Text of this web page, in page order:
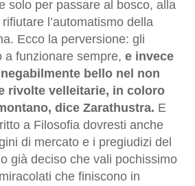
solo per passare al bosco, alla
l’automatismo della
Ecco la perversione: gli
a funzionare sempre, e invece
bello nel non
rivolte velleitarie, in coloro
dice Zarathustra. E
a Filosofia dovresti anche
di mercato e i pregiudizi del
già deciso che vali pochissimo
che finiscono in